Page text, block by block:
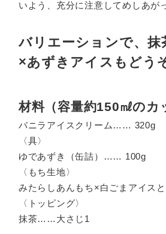
いよう、充分に注意してめしあが
バリエーションで、
×あずきアイスもどう
材料（容量約150㎖のカ
バニラアイスクリーム…… 320g
〈具〉
ゆであずき（缶詰）…… 100g
〈もち生地〉
みたらしあんもち×白ごまアイス
〈トッピング〉
抹茶……大さじ1